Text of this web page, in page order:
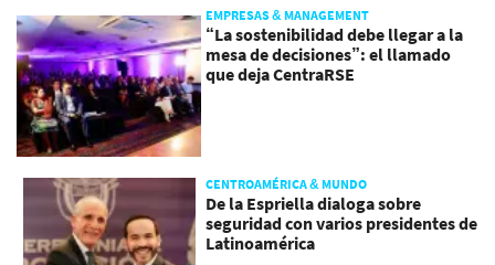
EMPRESAS & MANAGEMENT
“La sostenibilidad debe llegar a la
mesa de decisiones”: el llamado
que deja CentraRSE
CENTROAMÉRICA & MUNDO
De la Espriella dialoga sobre
seguridad con varios presidentes de
Latinoamérica